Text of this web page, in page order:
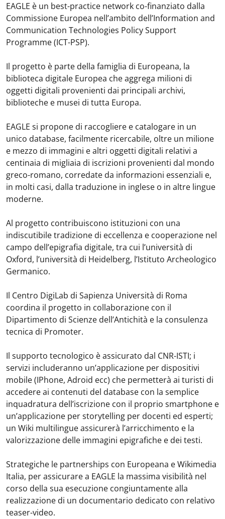
EAGLE è un best-practice network co-finanziato dalla
Commissione Europea nell’ambito dell’Information and
Communication Technologies Policy Support
Programme (ICT-PSP).
Il progetto è parte della famiglia di Europeana, la
biblioteca digitale Europea che aggrega milioni di
oggetti digitali provenienti dai principali archivi,
biblioteche e musei di tutta Europa.
EAGLE si propone di raccogliere e catalogare in un
unico database, facilmente ricercabile, oltre un milione
e mezzo di immagini e altri oggetti digitali relativi a
centinaia di migliaia di iscrizioni provenienti dal mondo
greco-romano, corredate da informazioni essenziali e,
in molti casi, dalla traduzione in inglese o in altre lingue
moderne.
Al progetto contribuiscono istituzioni con una
indiscutibile tradizione di eccellenza e cooperazione nel
campo dell’epigrafia digitale, tra cui l’università di
Oxford, l’università di Heidelberg, l’Istituto Archeologico
Germanico.
Il Centro DigiLab di Sapienza Università di Roma
coordina il progetto in collaborazione con il
Dipartimento di Scienze dell’Antichità e la consulenza
tecnica di Promoter.
Il supporto tecnologico è assicurato dal CNR-ISTI; i
servizi includeranno un’applicazione per dispositivi
mobile (IPhone, Adroid ecc) che permetterà ai turisti di
accedere ai contenuti del database con la semplice
inquadratura dell’iscrizione con il proprio smartphone e
un’applicazione per storytelling per docenti ed esperti;
un Wiki multilingue assicurerà l’arricchimento e la
valorizzazione delle immagini epigrafiche e dei testi.
Strategiche le partnerships con Europeana e Wikimedia
Italia, per assicurare a EAGLE la massima visibilità nel
corso della sua esecuzione congiuntamente alla
realizzazione di un documentario dedicato con relativo
teaser-video.